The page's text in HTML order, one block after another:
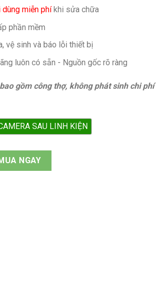
miễn phíkhi sửa chữa
phần mềm
vệ sinh và báo lỗi thiết bị
luôn có sẵn - Nguồn gốc rõ ràng
gồm công thợ, không phát sinh chi phí
SAU LINH KIỆN
Max quantity
NGAY